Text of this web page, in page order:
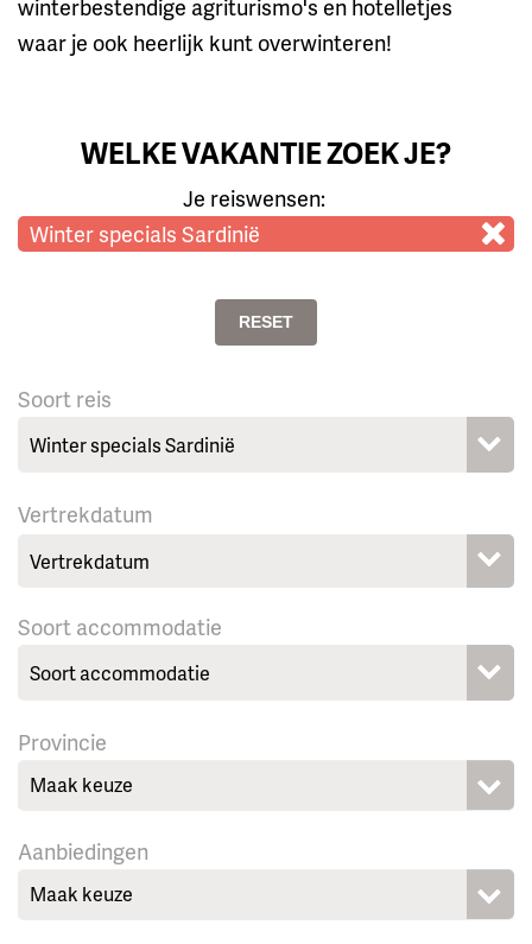
winterbestendige agriturismo's en hotelletjes
waar je ook heerlijk kunt overwinteren!
WELKE VAKANTIE ZOEK JE?
Je reiswensen:
Winter specials Sardinië
RESET
Soort reis
Vertrekdatum
Soort accommodatie
Provincie
Maak keuze
Aanbiedingen
Maak keuze